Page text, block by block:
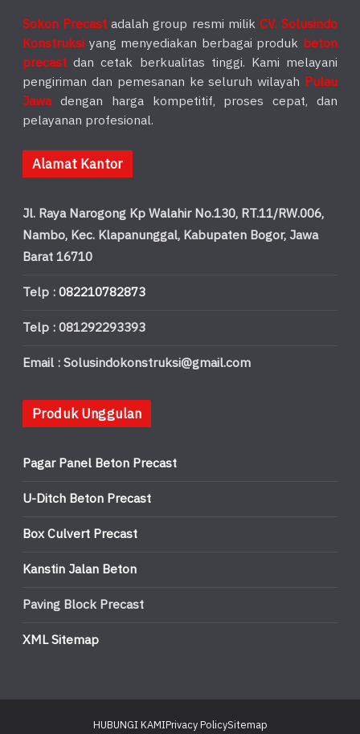
Sokon Precast adalah group resmi milik CV. Solusindo
Konstruksi yang menyediakan berbagai produk beton
precast dan cetak berkualitas tinggi. Kami melayani
pengiriman dan pemesanan ke seluruh wilayah Pulau
Jawadengan harga kompetitif, proses cepat, dan
pelayanan profesional.
Alamat Kantor
Jl. Raya Narogong Kp Walahir No.130, RT.11/RW.006,
Nambo, Kec. Klapanunggal, Kabupaten Bogor, Jawa
Barat 16710
Telp :082210782873
Telp : 081292293393
Email : Solusindokonstruksi@gmail.com
Produk Unggulan
Pagar Panel Beton Precast
U-Ditch Beton Precast
Box Culvert Precast
Kanstin Jalan Beton
Paving Block Precast
XML Sitemap
HUBUNGI KAMIPrivacy PolicySitemap